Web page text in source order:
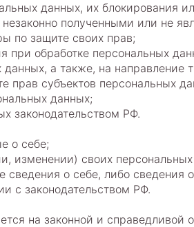
данных, их блокирования
полученными или не
по защите своих прав;
при обработке персональных
а также, на
прав субъектов персональных
данных;
законодательством РФ.
о себе;
изменении) своих
о себе, либо сведения
с законодательством РФ.
на законной и справедливой